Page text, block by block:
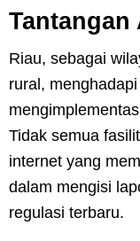
Tantangan
Riau, sebagai
rural,
Tidak semua
internet yang
dalam mengisi
regulasi terbaru.